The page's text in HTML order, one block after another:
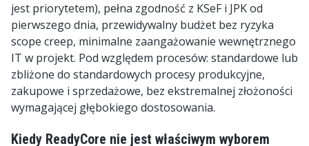
jest priorytetem), pełna zgodność z KSeF i JPK od
pierwszego dnia, przewidywalny budżet bez ryzyka
scope creep, minimalne zaangażowanie wewnętrznego
IT w projekt. Pod względem procesów: standardowe lub
zbliżone do standardowych procesy produkcyjne,
zakupowe i sprzedażowe, bez ekstremalnej złożoności
wymagającej głębokiego dostosowania.
Kiedy ReadyCore nie jest właściwym wyborem